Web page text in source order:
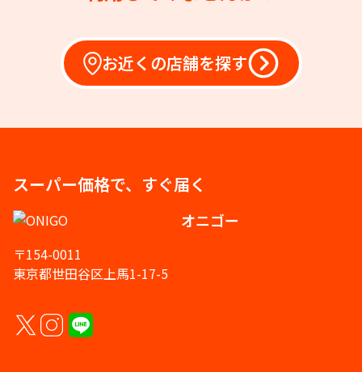
お近くの店舗を探す
スーパー価格で、すぐ届く
オニゴー
〒154-0011
東京都世田谷区上馬1-17-5